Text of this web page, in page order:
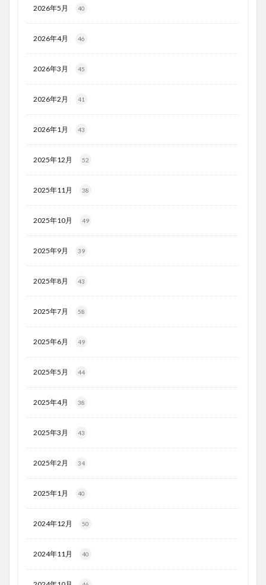
2026年5月 40
2026年4月 46
2026年3月 45
2026年2月 41
2026年1月 43
2025年12月 52
2025年11月 38
2025年10月 49
2025年9月 39
2025年8月 43
2025年7月 58
2025年6月 49
2025年5月 44
2025年4月 38
2025年3月 43
2025年2月 34
2025年1月 40
2024年12月 50
2024年11月 40